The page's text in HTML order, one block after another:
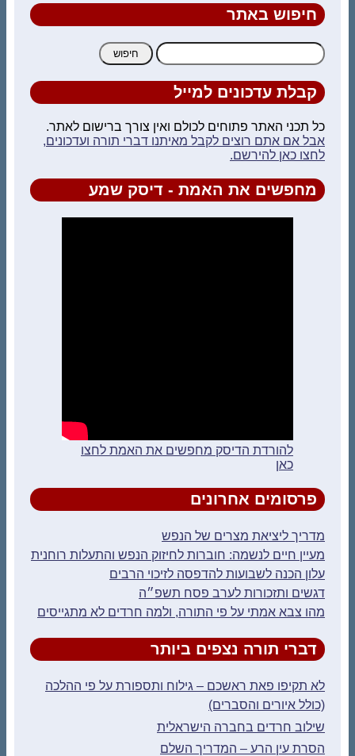
חיפוש באתר
חיפוש:
קבלת עדכונים למייל
כל תכני האתר פתוחים לכולם ואין צורך ברישום לאתר.
אבל אם אתם רוצים לקבל מאיתנו דברי תורה ועדכונים,
לחצו כאן להירשם.
מחפשים את האמת - דיסק שמע
להורדת הדיסק מחפשים את האמת לחצו
כאן
פרסומים אחרונים
מדריך ליציאת מצרים של הנפש
מעיין חיים לנשמה: חוברות לחיזוק הנפש והתעלות רוחנית
עלון הכנה לשבועות להדפסה לזיכוי הרבים
דגשים ותזכורות לערב פסח תשפ״ה
מהו צבא אמתי על פי התורה, ולמה חרדים לא מתגייסים
דברי תורה נצפים ביותר
לא תקיפו פאת ראשכם – גילוח ותספורת על פי ההלכה
(כולל איורים והסברים)
שילוב חרדים בחברה הישראלית
הסרת עין הרע – המדריך השלם